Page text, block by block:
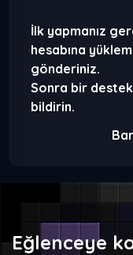
İlk yapmanız
hesabına
gönderiniz.
Sonra bir
bildirin.
Eğlenceye